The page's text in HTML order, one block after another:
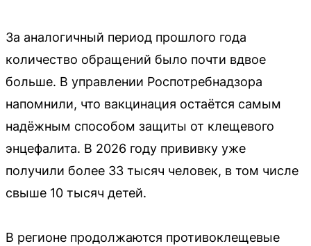
За аналогичный период прошлого года
количество обращений было почти вдвое
больше. В управлении Роспотребнадзора
напомнили, что вакцинация остаётся самым
надёжным способом защиты от клещевого
энцефалита. В 2026 году прививку уже
получили более 33 тысяч человек, в том числе
свыше 10 тысяч детей.
В регионе продолжаются противоклещевые